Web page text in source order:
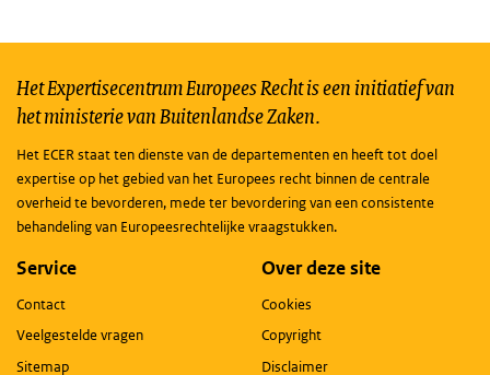
Het Expertisecentrum Europees Recht is een initiatief van
het ministerie van Buitenlandse Zaken.
Het ECER staat ten dienste van de departementen en heeft tot doel
expertise op het gebied van het Europees recht binnen de centrale
overheid te bevorderen, mede ter bevordering van een consistente
behandeling van Europeesrechtelijke vraagstukken.
Service
Contact
Veelgestelde vragen
Sitemap
Over deze site
Cookies
Copyright
Disclaimer